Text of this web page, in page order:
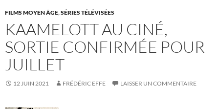
FILMS MOYEN ÂGE,SÉRIES TÉLÉVISÉES
KAAMELOTT AU CINÉ,
SORTIE CONFIRMÉE POUR
JUILLET
12 JUIN 2021 FRÉDÉRIC EFFE LAISSER UN COMMENTAIRE